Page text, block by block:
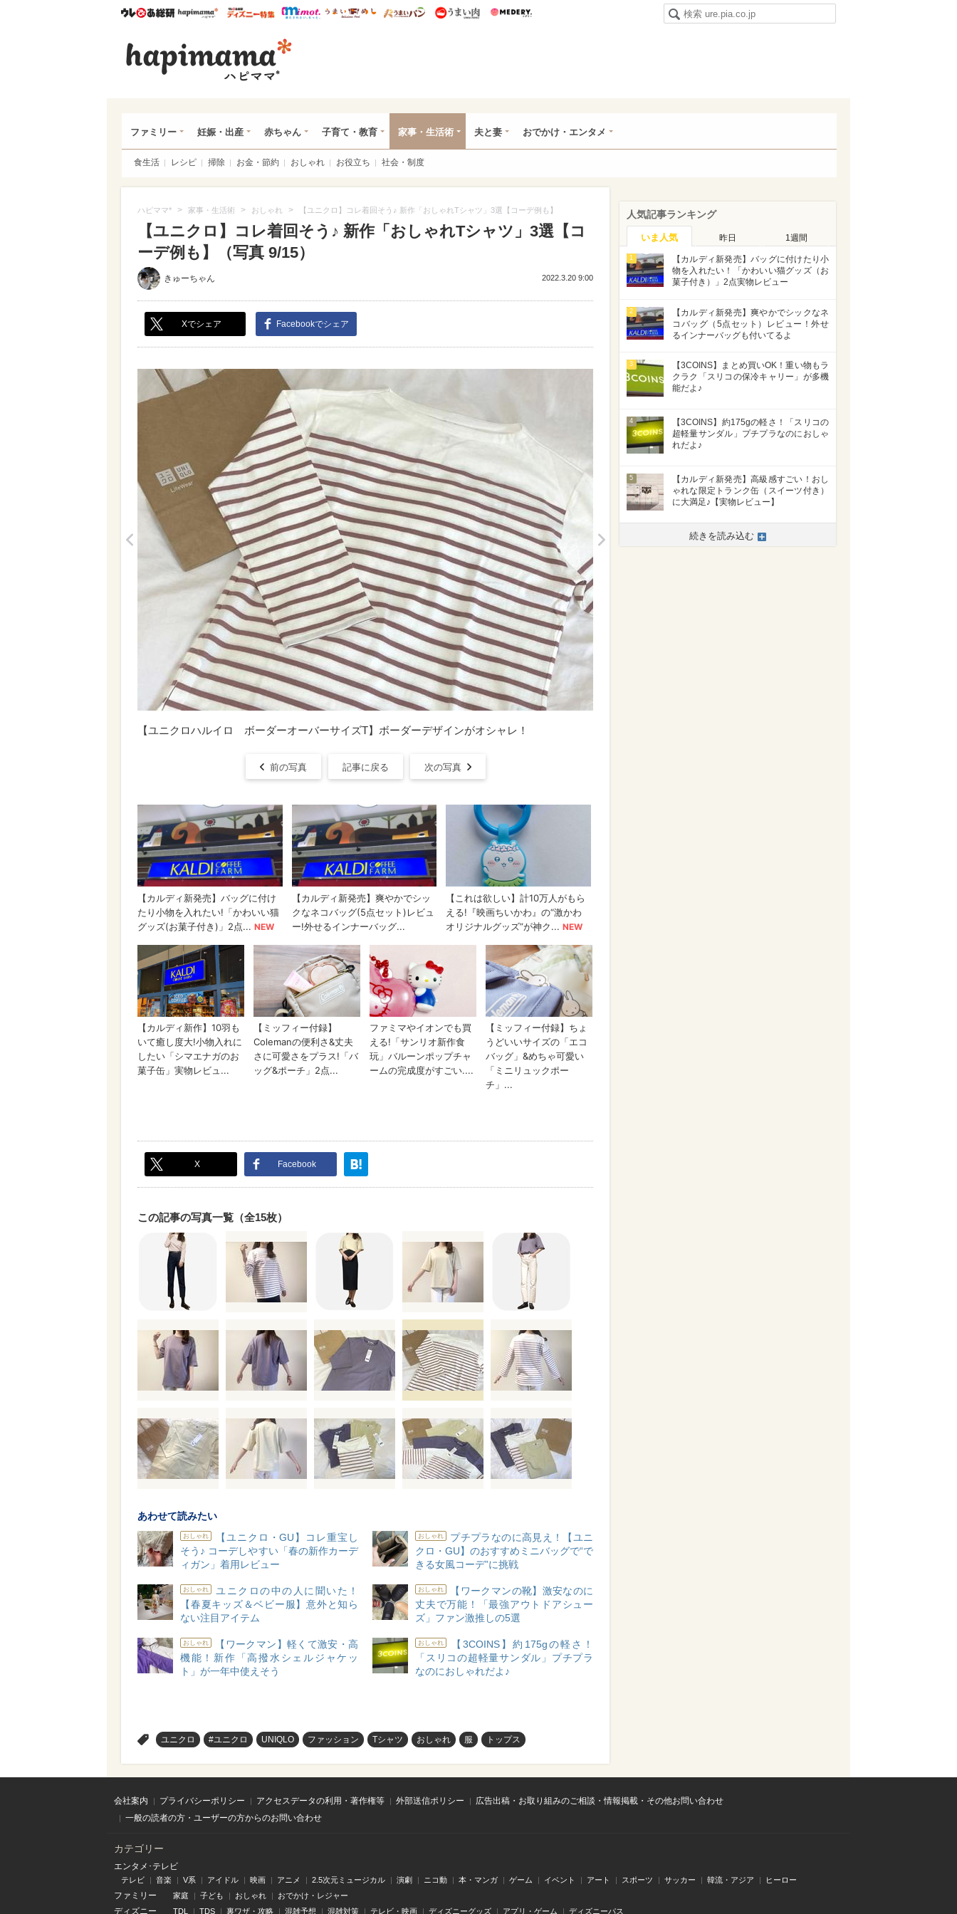
ウレぴあ総研ハピママ* ウレぴあ総研 ディズニー特集
mimot. うまいめし うまいパン うまい肉
ファミリー 妊娠・出産 赤ちゃん 子育て・教育 家事・生活術 夫と妻 おでかけ・エンタメ
食生活 レシピ 掃除 お金・節約 おしゃれ お役立ち 社会・制度
ハピママ* > 家事・生活術 > おしゃれ > 【ユニクロ】コレ着回そう♪ 新作「おしゃれTシャツ」3選【コーデ例も】
【ユニクロ】コレ着回そう♪ 新作「おしゃれTシャツ」3選【コ
ーデ例も】（写真 9/15）
きゅーちゃん 2022.3.20 9:00
Xでシェア Facebookでシェア
【ユニクロハルイロ ボーダーオーバーサイズT】ボーダーデザインがオシャレ！
前の写真 記事に戻る 次の写真
X Facebook
この記事の写真一覧（全15枚）
あわせて読みたい
おしゃれ
【ユニクロ・GU】コレ重宝し
そう♪ コーデしやすい「春の新作カーデ
ィガン」着用レビュー
おしゃれ
プチプラなのに高見え！【ユニ
クロ・GU】のおすすめミニバッグで“で
きる女風コーデ”に挑戦
おしゃれ
ユニクロの中の人に聞いた！
【春夏キッズ＆ベビー服】意外と知ら
ない注目アイテム
おしゃれ
【ワークマンの靴】激安なのに
丈夫で万能！「最強アウトドアシュー
ズ」ファン激推しの5選
おしゃれ
【ワークマン】軽くて激安・高
機能！新作「高撥水シェルジャケッ
ト」が一年中使えそう
おしゃれ
【3COINS】約175gの軽さ！
「スリコの超軽量サンダル」プチプラ
なのにおしゃれだよ♪
ユニクロ #ユニクロ UNIQLO ファッション Tシャツ おしゃれ 服 トップス
人気記事ランキング
いま人気 昨日 1週間
1
【カルディ新発売】バッグに付けたり小
物を入れたい！「かわいい猫グッズ（お
菓子付き）」2点実物レビュー
2
【カルディ新発売】爽やかでシックなネ
コバッグ（5点セット）レビュー！外せ
るインナーバッグも付いてるよ
3
【3COINS】まとめ買いOK！重い物もラ
クラク「スリコの保冷キャリー」が多機
能だよ♪
4
【3COINS】約175gの軽さ！「スリコの
超軽量サンダル」プチプラなのにおしゃ
れだよ♪
5
【カルディ新発売】高級感すごい！おし
ゃれな限定トランク缶（スイーツ付き）
に大満足♪【実物レビュー】
続きを読み込む
会社案内 プライバシーポリシー アクセスデータの利用・著作権等 外部送信ポリシー
広告出稿・お取り組みのご相談・情報掲載・その他お問い合わせ
一般の読者の方・ユーザーの方からのお問い合わせ
カテゴリー
エンタメ･テレビ
テレビ 音楽 V系 アイドル 映画 アニメ 2.5次元ミュージカル 演劇 ニコ動 本・マンガ ゲーム イベント アート スポーツ サッカー 韓流・アジア ヒーロー
ファミリー 家庭 子ども おしゃれ おでかけ・レジャー
ディズニー TDL TDS 裏ワザ・攻略 混雑予想 混雑対策 テレビ・映画 ディズニーグッズ アプリ・ゲーム ディズニーパス